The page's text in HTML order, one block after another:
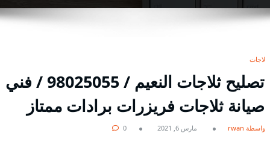
ثلاجات
تصليح ثلاجات النعيم / 98025055 / فني
صيانة ثلاجات فريزرات برادات ممتاز
بواسطة rwan مارس 6, 2021 0